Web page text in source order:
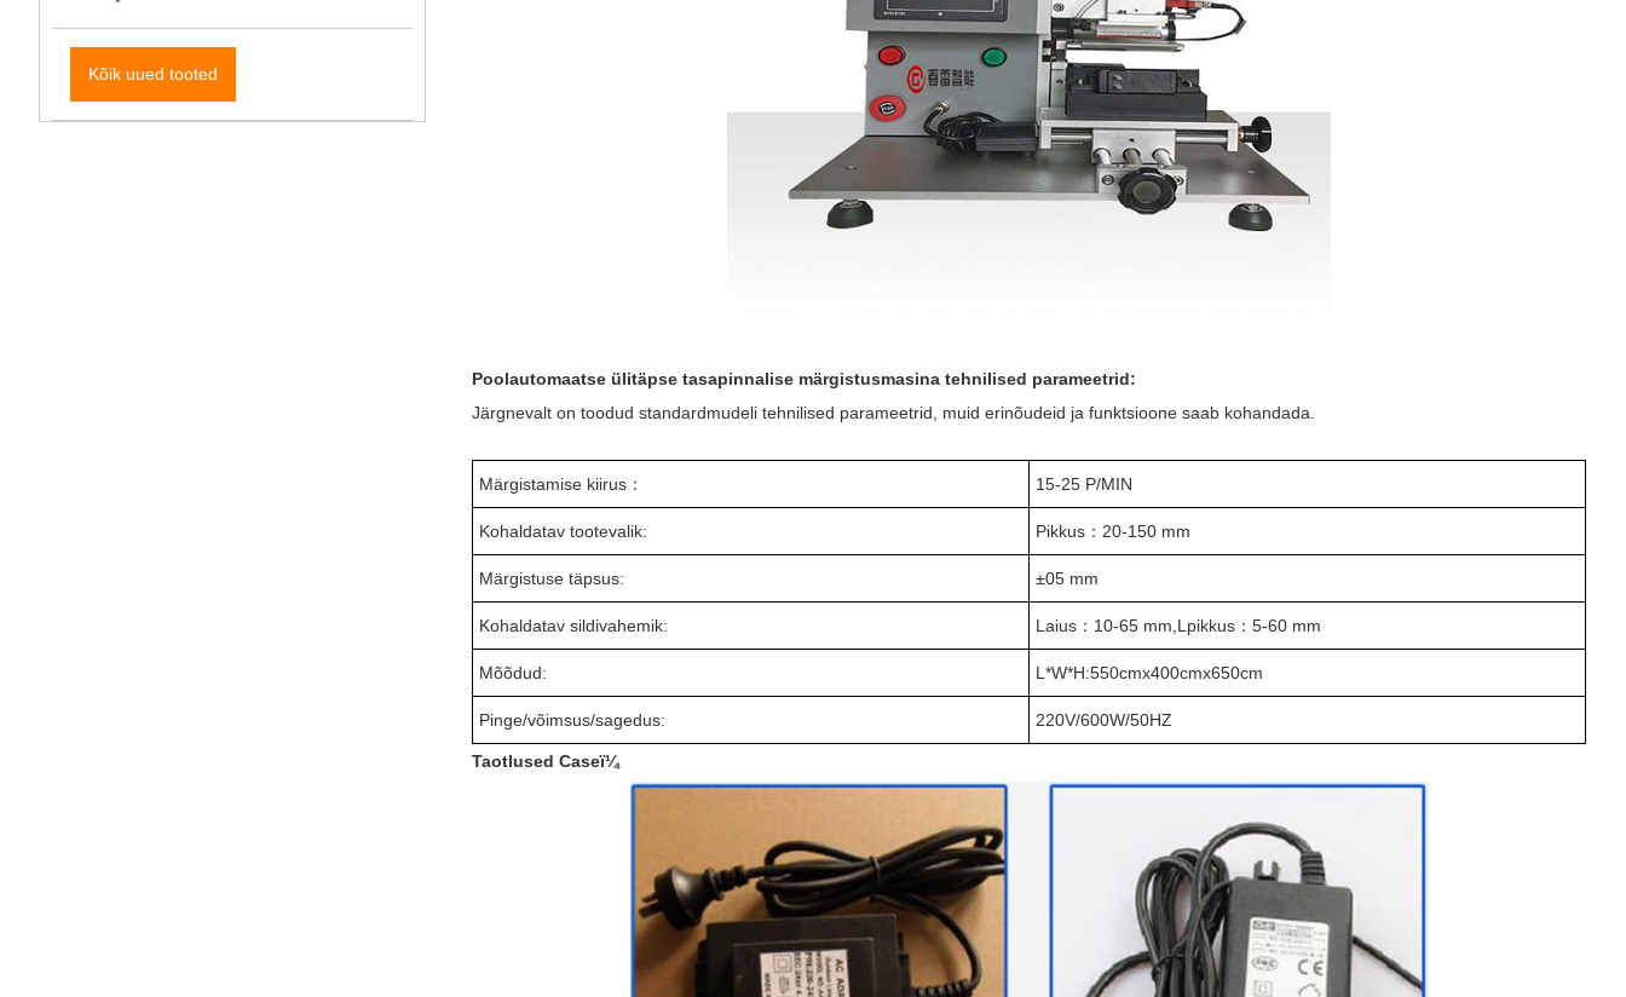
Kõik uued tooted
Poolautomaatse ülitäpse tasapinnalise märgistusmasina tehnilised parameetrid:
Järgnevalt on toodud standardmudeli tehnilised parameetrid, muid erinõudeid ja funktsioone saab kohandada.
Märgistamise kiirus ： 15-25 P/MIN
Kohaldatav tootevalik: Pikkus ： 20-150 mm
Märgistuse täpsus: ±05 mm
Kohaldatav sildivahemik: Laius ： 10-65 mm, L pikkus ：5-60 mm
Mõõdud: L*W*H:550cmx400cmx650cm
Pinge/võimsus/sagedus: 220V/600W/50HZ
Taotlused Caseï¼